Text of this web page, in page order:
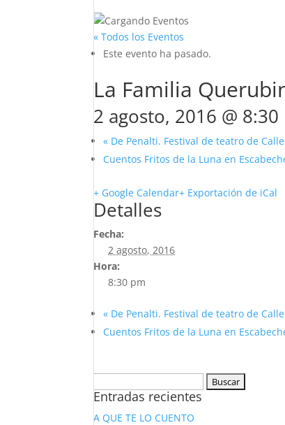
« Todos los Eventos
Este evento ha pasado.
La Familia
2 agosto, 2016 @ 8:30
« De Penalti. Festival de teatro de
Cuentos Fritos de la Luna en
+ Google Calendar+ Exportación de iCal
Detalles
Fecha:
2 agosto, 2016
Hora:
8:30 pm
« De Penalti. Festival de teatro de
Cuentos Fritos de la Luna en
Entradas recientes
A QUE TE LO CUENTO